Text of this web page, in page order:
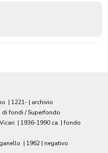
| 1221- | archivio
fondi / Superfondo
| 1936-1990 ca. | fondo
| 1962 | negativo